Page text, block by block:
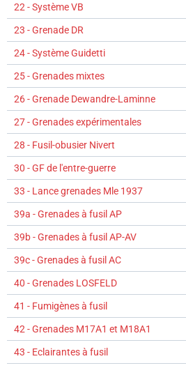
22 - Système VB
23 - Grenade DR
24 - Système Guidetti
25 - Grenades mixtes
26 - Grenade Dewandre-Laminne
27 - Grenades expérimentales
28 - Fusil-obusier Nivert
30 - GF de l'entre-guerre
33 - Lance grenades Mle 1937
39a - Grenades à fusil AP
39b - Grenades à fusil AP-AV
39c - Grenades à fusil AC
40 - Grenades LOSFELD
41 - Fumigènes à fusil
42 - Grenades M17A1 et M18A1
43 - Eclairantes à fusil